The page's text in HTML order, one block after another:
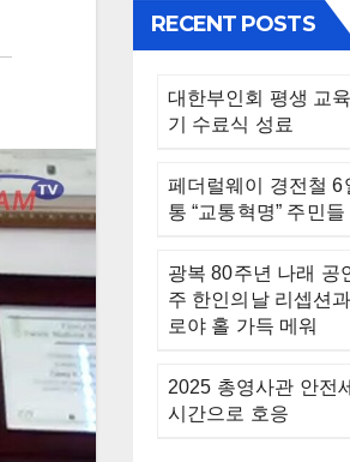
RECENT POSTS
대한부인회 평생 교
기 수료식 성료
페더럴웨이 경전철 6
통 “교통혁명” 주민들
광복 80주년 나래 공
주 한인의날 리셉션
로야 홀 가득 메워
2025 총영사관 안전
시간으로 호응